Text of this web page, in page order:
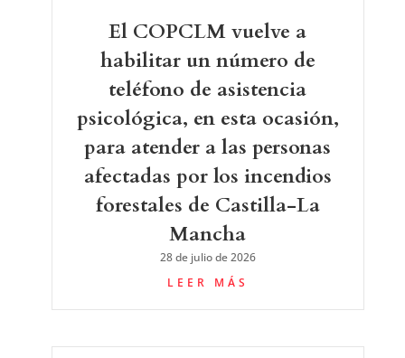
El COPCLM vuelve a
habilitar un número de
teléfono de asistencia
psicológica, en esta ocasión,
para atender a las personas
afectadas por los incendios
forestales de Castilla-La
Mancha
28 de julio de 2026
LEER MÁS